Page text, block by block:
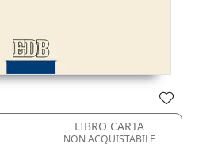
LIBRO CARTA
NON ACQUISTABILE